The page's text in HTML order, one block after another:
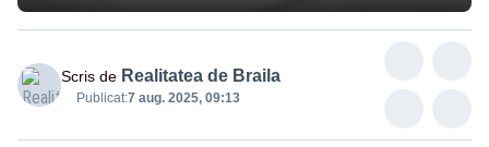
Scris de Realitatea de Braila
Publicat:7 aug. 2025, 09:13